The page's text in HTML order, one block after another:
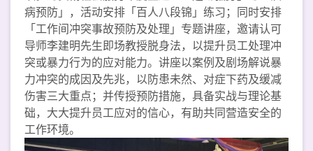
病预防」，活动安排「百人八段锦」练习；同时安排
「工作间冲突事故预防及处理」专题讲座，邀请认可
导师李建明先生即场教授脱身法，以提升员工处理冲
突或暴力行为的应对能力。讲座以案例及剧场解说暴
力冲突的成因及先兆，以防患未然、对症下药及缓减
伤害三大重点；并传授预防措施，具备实战与理论基
础，大大提升员工应对的信心，有助共同营造安全的
工作环境。